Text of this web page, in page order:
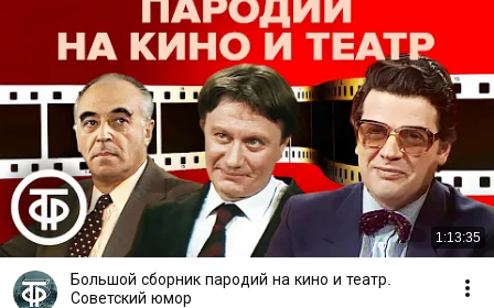
1:13:35
Большой сборник пародий на кино и театр.
Советский юмор